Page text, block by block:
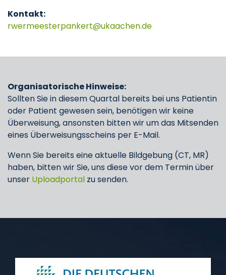
Kontakt:
rwermeesterpankert
ukaachende
Organisatorische Hinweise:
Sollten Sie in diesem Quartal bereits bei uns Patientin
oder Patient gewesen sein, benötigen wir keine
Überweisung, ansonsten bitten wir um das Mitsenden
eines Überweisungsscheins per E-Mail.
Wenn Sie bereits eine aktuelle Bildgebung (CT, MR)
haben, bitten wir Sie, uns diese vor dem Termin über
unser Uploadportal zu senden.